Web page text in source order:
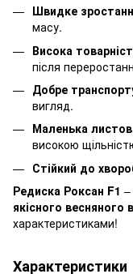
Швидке
масу.
Висока
після
Добре
вигляд.
Маленька
високою
Стійкий до
Редиска Роксан F1 –
якісного весняного
характеристиками!
Характеристики